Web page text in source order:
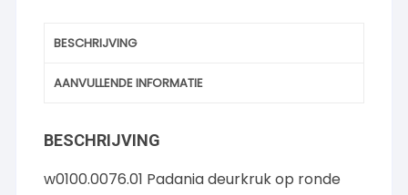
BESCHRIJVING
AANVULLENDE INFORMATIE
BESCHRIJVING
w0100.0076.01 Padania deurkruk op ronde